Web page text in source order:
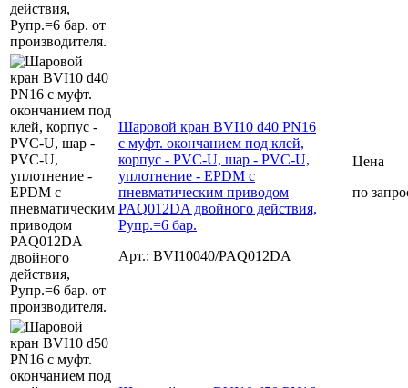
Шаровой кран BVI10 d40 PN16
с муфт. окончанием под клей,
корпус - PVC-U, шар - PVC-U,
уплотнение - EPDM с
пневматическим приводом
PAQ012DA двойного действия,
Рупр.=6 бар.
Арт.: BVI10040/PAQ012DA
Цена
по